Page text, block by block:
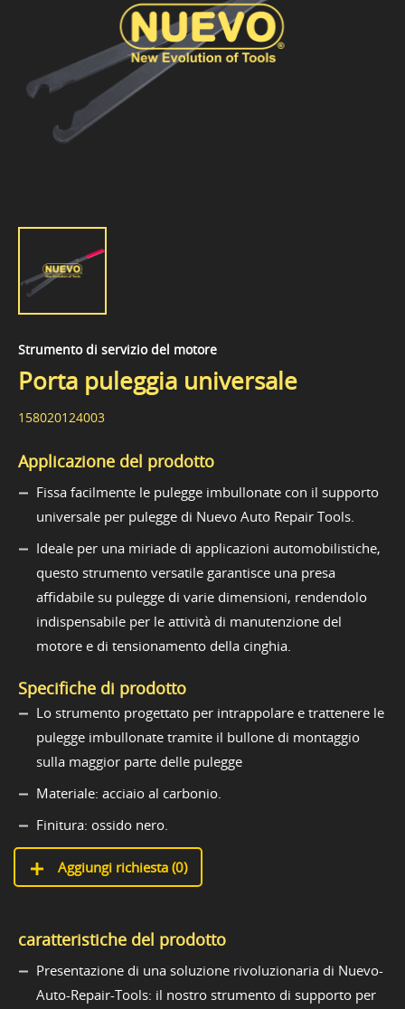
Strumento di servizio del motore
Porta puleggia universale
158020124003
Applicazione del prodotto
Fissa facilmente le pulegge imbullonate con il supporto
universale per pulegge di Nuevo Auto Repair Tools.
Ideale per una miriade di applicazioni automobilistiche,
questo strumento versatile garantisce una presa
affidabile su pulegge di varie dimensioni, rendendolo
indispensabile per le attività di manutenzione del
motore e di tensionamento della cinghia.
Specifiche di prodotto
Lo strumento progettato per intrappolare e trattenere le
pulegge imbullonate tramite il bullone di montaggio
sulla maggior parte delle pulegge
Materiale: acciaio al carbonio.
Finitura: ossido nero.
Aggiungi richiesta (0)
caratteristiche del prodotto
Presentazione di una soluzione rivoluzionaria di Nuevo-
Auto-Repair-Tools: il nostro strumento di supporto per